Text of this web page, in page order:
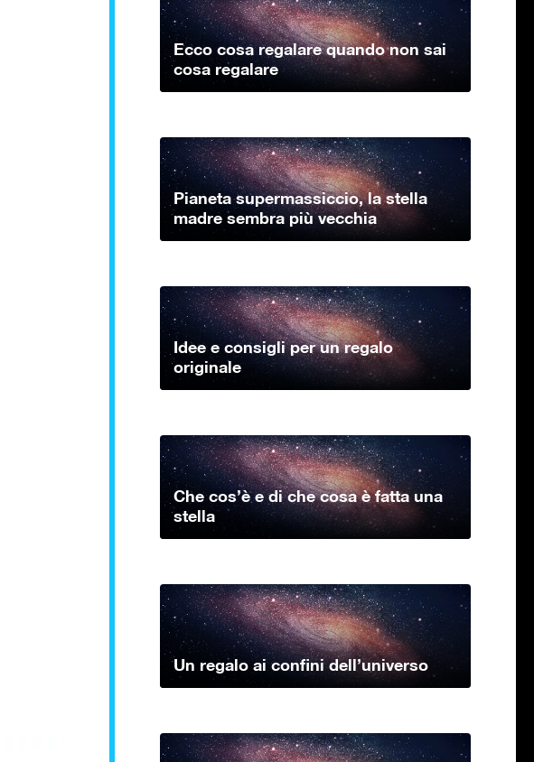
Ecco cosa regalare quando non sai
cosa regalare
Pianeta supermassiccio, la stella
madre sembra più vecchia
Idee e consigli per un regalo
originale
Che cos’è e di che cosa è fatta una
stella
Un regalo ai confini dell’universo